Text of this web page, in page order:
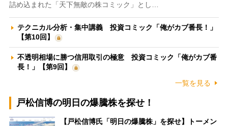
詰め込まれた「天下無敵の株コミック」とし…
テクニカル分析・集中講義 投資コミック「俺がカブ番長！」
【第10回】
不透明相場に勝つ信用取引の極意 投資コミック「俺がカブ番
長！」【第9回】
一覧を見る
戸松信博の明日の爆騰株を探せ！
【戸松信博氏「明日の爆騰株」を探せ】トーメン